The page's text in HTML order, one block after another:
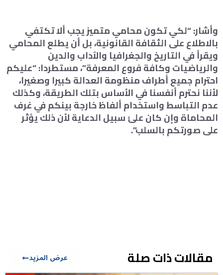
وأشار: “لكي تكون محامي متميز يجب ألا تكتفي
بالاطلاع على الثقافة القانونية، بل أن يطلع المحامي
ويقرأ في التاريخ والجغرافيا والآداب والدين
والرياضيات وكافة فروع المعرفة”، مستطردا: “عليكم
احترام جميع أطراف منظومة العدالة كبيرا وصغيرا،
لأننا نحترم أنفسنا في الأساس بتلك الطريقة، وكذلك
عدم التباسط واستخدام ألفاظ خارجة بينكم في غرف
المحاماة وإن كان علئ سبيل الدعاية لأن ذلك يؤثر
على صورتكم بالسلب”.
مقالات ذات صلة عرض المزيد